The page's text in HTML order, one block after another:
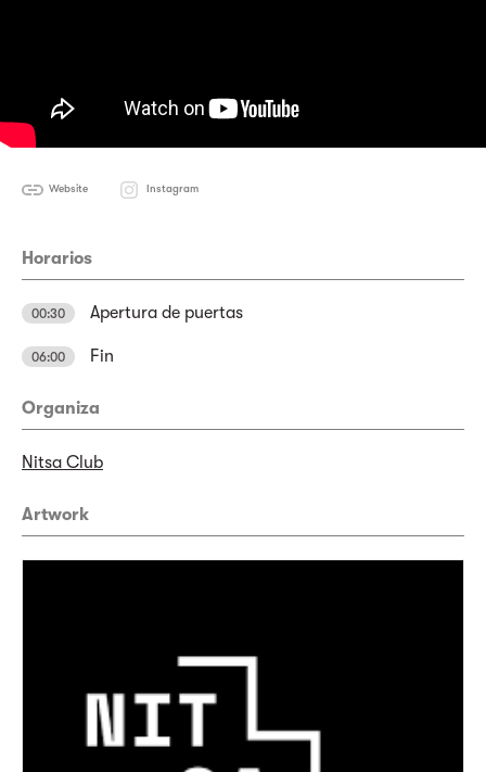
Website Instagram
Horarios
00:30 Apertura de puertas
06:00 Fin
Organiza
Nitsa Club
Artwork